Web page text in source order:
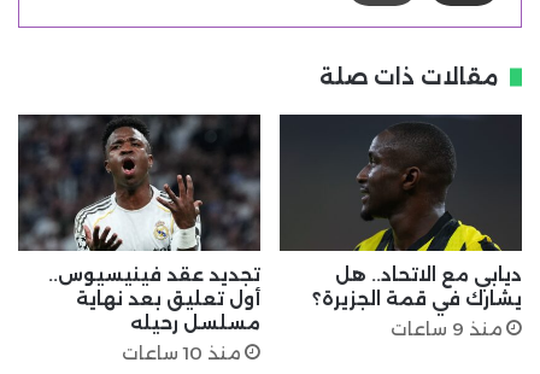
مقالات ذات صلة
ديابي مع الاتحاد.. هل
يشارك في قمة الجزيرة؟
منذ 9 ساعات
تجديد عقد فينيسيوس..
أول تعليق بعد نهاية
مسلسل رحيله
منذ 10 ساعات